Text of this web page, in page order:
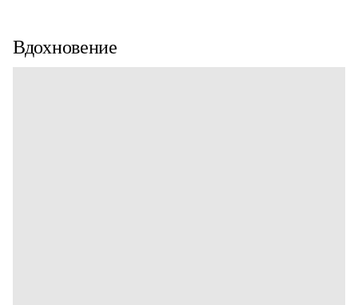
Вдохновение